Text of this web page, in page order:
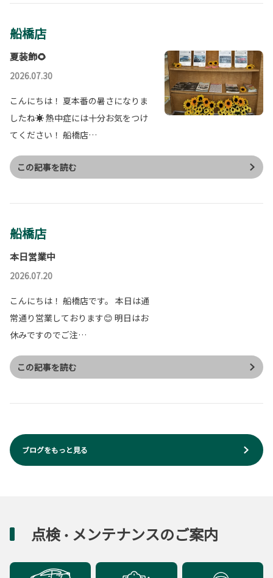
船橋店
夏装飾🌻
2026.07.30
こんにちは！ 夏本番の暑さになりま
したね☀ 熱中症には十分お気をつけ
てください！ 船橋店…
この記事を読む
船橋店
本日営業中
2026.07.20
こんにちは！ 船橋店です。 本日は通
常通り営業しております😊 明日はお
休みですのでご注…
この記事を読む
ブログをもっと見る
点検・ メンテナンスのご案内